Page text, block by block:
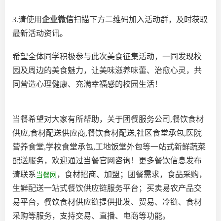
3.请使用企业微信扫描下方二维码加入活动群，及时获取
最新活动资讯。
希望全体同学积极参与此次美食征集活动，一同发现校
园及周边的美食魅力，让美味滋养味蕾、治愈心灵，共
同营造心理健康、充满幸福感的校园生活！
当餐希望对大家有所帮助，关于团餐服务公司,餐饮食材
供应,食材配送供应商,餐饮食材配送,社区食堂承包,医院
营养食堂,学校食堂承包,工地饭堂外包等一站式新鲜蔬菜
配送服务，欢迎通过当餐官网咨询！更多餐饮信息发布
请联系当餐网 ，食材招商、加盟；团餐需求，食品采购，
生鲜配送一站式餐饮供应链服务平台；买卖易农产品交
易平台，餐饮食材供应链提供批发、贸易、冷链、食材
采购等服务，支持交易、直播、电商等功能。